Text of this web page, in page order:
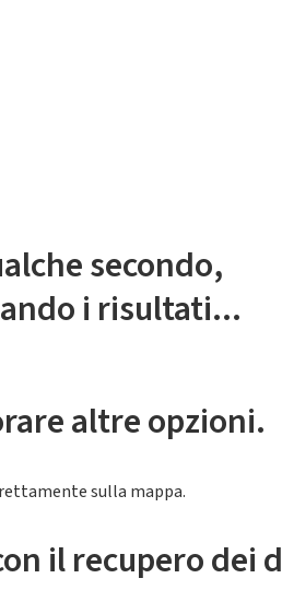
secondo,
i risultati...
altre opzioni.
sulla mappa.
il recupero dei